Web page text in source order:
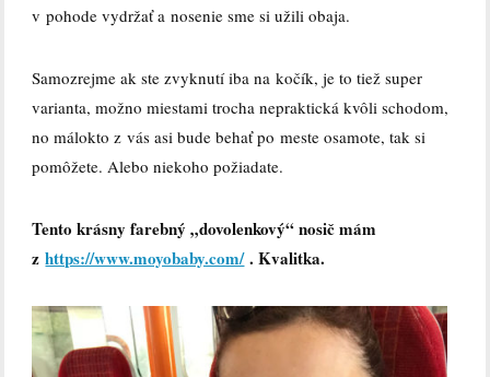
v pohode vydržať a nosenie sme si užili obaja.
Samozrejme ak ste zvyknutí iba na kočík, je to tiež super
varianta, možno miestami trocha nepraktická kvôli schodom,
no málokto z vás asi bude behať po meste osamote, tak si
pomôžete. Alebo niekoho požiadate.
Tento krásny farebný „dovolenkový“ nosič mám
zhttps://www.moyobaby.com/. Kvalitka.